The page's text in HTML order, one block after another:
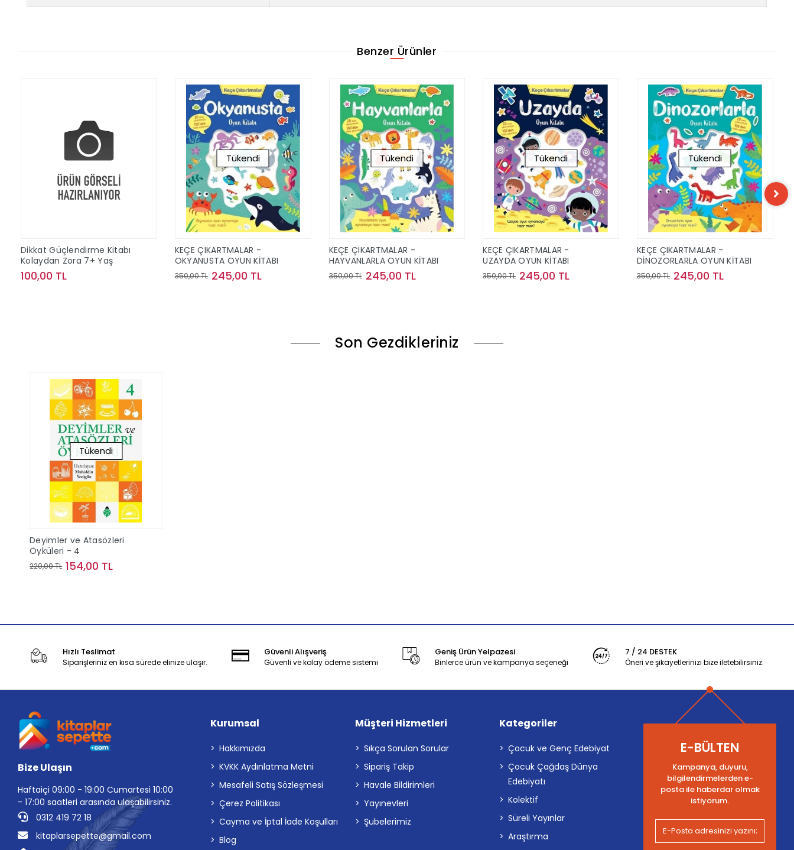
Benzer Ürünler
Dikkat Güçlendirme Kitabı
Kolaydan Zora 7+ Yaş
100,00 TL
Tükendi
KEÇE ÇIKARTMALAR -
OKYANUSTA OYUN KİTABI
350,00 TL 245,00 TL
Tükendi
KEÇE ÇIKARTMALAR -
HAYVANLARLA OYUN KİTABI
350,00 TL 245,00 TL
Tükendi
KEÇE ÇIKARTMALAR -
UZAYDA OYUN KİTABI
350,00 TL 245,00 TL
Tükendi
KEÇE ÇIKARTMALAR -
DİNOZORLARLA OYUN KİTABI
350,00 TL 245,00 TL
Son Gezdikleriniz
Tükendi
Deyimler ve Atasözleri
Öyküleri - 4
220,00 TL 154,00 TL
Hızlı Teslimat
Siparişleriniz en kısa sürede elinize ulaşır.
Güvenli Alışveriş
Güvenli ve kolay ödeme sistemi
Geniş Ürün Yelpazesi
Binlerce ürün ve kampanya seçeneği
7 / 24 DESTEK
Öneri ve şikayetlerinizi bize iletebilirsiniz.
Bize Ulaşın
Haftaiçi 09:00 - 19:00 Cumartesi 10:00
- 17:00 saatleri arasında ulaşabilirsiniz.
0312 419 72 18
kitaplarsepette@gmail.com
Kurumsal
Hakkımızda
KVKK Aydınlatma Metni
Mesafeli Satış Sözleşmesi
Çerez Politikası
Cayma ve İptal İade Koşulları
Blog
Müşteri Hizmetleri
Sıkça Sorulan Sorular
Sipariş Takip
Havale Bildirimleri
Yayınevleri
Şubelerimiz
Kategoriler
Çocuk ve Genç Edebiyat
Çocuk Çağdaş Dünya
Edebiyatı
Kolektif
Süreli Yayınlar
Araştırma
E-BÜLTEN
Kampanya, duyuru,
bilgilendirmelerden e-
posta ile haberdar olmak
istiyorum.